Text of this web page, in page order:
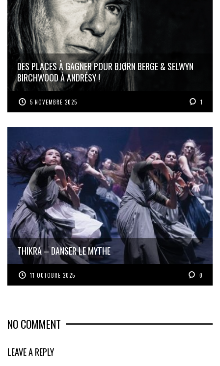
DES PLACES À GAGNER POUR BJØRN BERGE & SELWYN
BIRCHWOOD À ANDRÉSY !
5 NOVEMBRE 2025 1
THIKRA – DANSER LE MYTHE
11 OCTOBRE 2025 0
NO COMMENT
LEAVE A REPLY